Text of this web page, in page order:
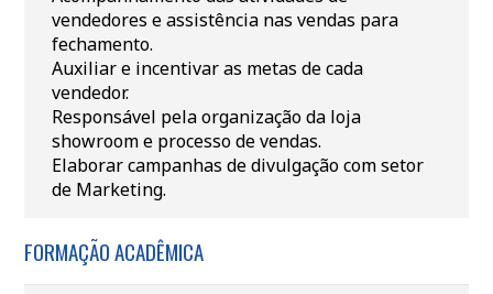
vendedores e assistência nas vendas para
fechamento.
Auxiliar e incentivar as metas de cada
vendedor.
Responsável pela organização da loja
showroom e processo de vendas.
Elaborar campanhas de divulgação com setor
de Marketing.
FORMAÇÃO ACADÊMICA